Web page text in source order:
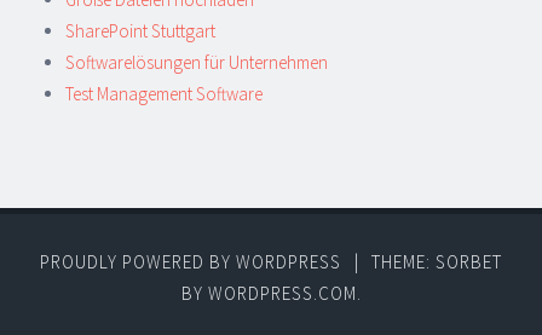
SharePoint Stuttgart
Softwarelösungen für Unternehmen
Test Management Software
PROUDLY POWERED BY WORDPRESS |
THEME: SORBET
BY WORDPRESS.COM.